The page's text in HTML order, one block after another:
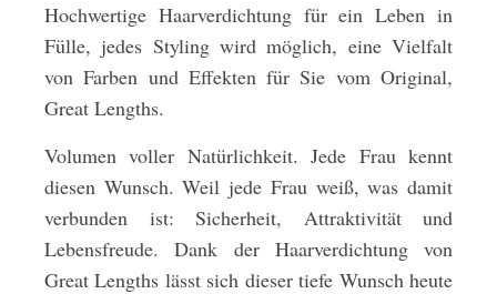
Hochwertige Haarverdichtung für ein Leben in
Fülle, jedes Styling wird möglich, eine Vielfalt
von Farben und Effekten für Sie vom Original,
Great Lengths.
Volumen voller Natürlichkeit. Jede Frau kennt
diesen Wunsch. Weil jede Frau weiß, was damit
verbunden ist: Sicherheit, Attraktivität und
Lebensfreude. Dank der Haarverdichtung von
Great Lengths lässt sich dieser tiefe Wunsch heute